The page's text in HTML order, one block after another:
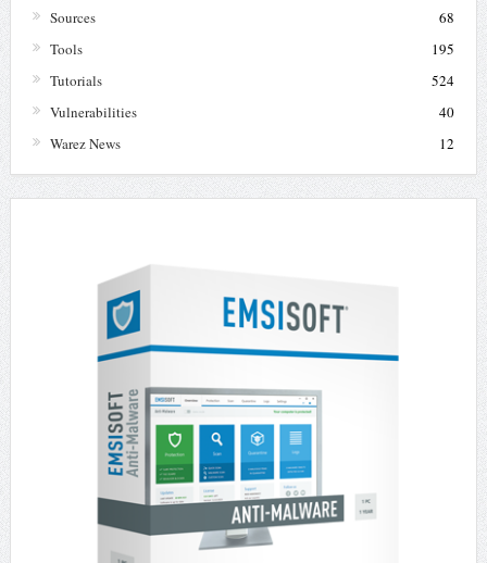
Sources
68
Tools
195
Tutorials
524
Vulnerabilities
40
Warez News
12